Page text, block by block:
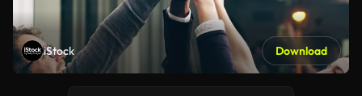
iStock Download